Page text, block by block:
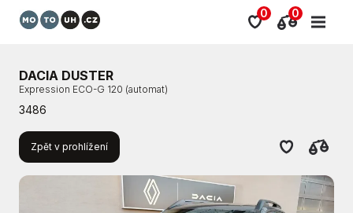
0 0
DACIA DUSTER
Expression ECO-G 120 (automat)
3486
Zpět v prohlížení